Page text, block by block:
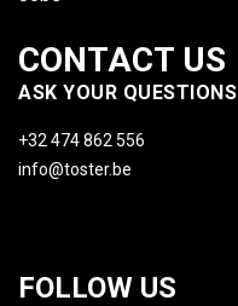
CONTACT US
ASK YOUR QUESTIONS
+32 474 862 556
info@toster.be
FOLLOW US